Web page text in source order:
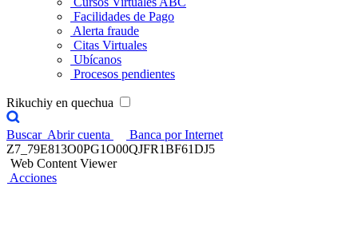
Facilidades de Pago
Alerta fraude
Citas Virtuales
Ubícanos
Procesos pendientes
Rikuchiy en quechua
Buscar Abrir cuenta
Banca por Internet
Z7_79E813O0PG1O00QJFR1BF61DJ5
Web Content Viewer
Acciones